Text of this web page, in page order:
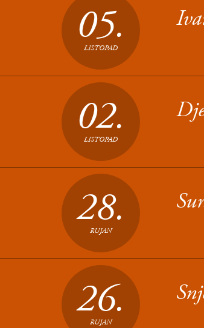
05.
LISTOPAD
02.
LISTOPAD
28.
RUJAN
26.
RUJAN